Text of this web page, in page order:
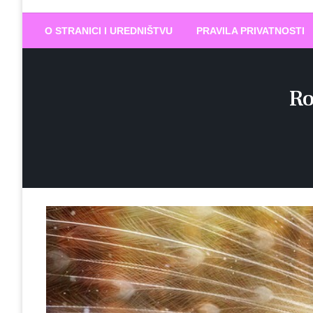
Biram
O STRANICI I UREDNIŠTVU PRAVILA PRIVATNOSTI